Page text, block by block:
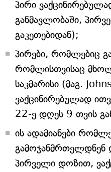
პირი
განმავლობაში,
გაკეთებიდან);
პირები, რომლებიც
რომლისთვისაც
საკმარისი (მაგ.
ვაქცინირებულად
22-ე დღეს 9 თვის
ის ადამიანები
გამოჯანმრთელდნენ
პირველი დოზით,